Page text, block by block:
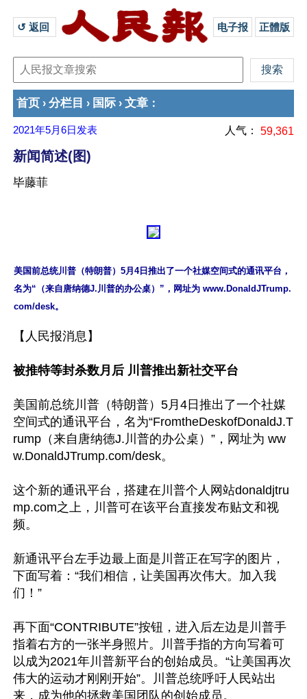
↺ 返回 电子报 正體版
首页 › 分栏目 › 国际 › 文章 ：
2021年5月6日 发表 人气： 59,361
新闻简述(图)
毕藤菲
美国前总统川普（特朗普）5月4日推出了一个社媒空间式的通讯平台，
名为“（来自唐纳德J.川普的办公桌）”，网址为 www.DonaldJTrump.
【人民报消息】
被推特等封杀数月后 川普推出新社交平台
美国前总统川普（特朗普）5月4日推出了一个社媒
空间式的通讯平台，名为“FromtheDeskofDonaldJ.T
rump（来自唐纳德J.川普的办公桌）”，网址为 ww
w.DonaldJTrump.com/desk。
这个新的通讯平台，搭建在川普个人网站donaldjtru
mp.com之上，川普可在该平台直接发布贴文和视
频。
新通讯平台左手边最上面是川普正在写字的图片，
下面写着：“我们相信，让美国再次伟大。加入我
们！”
再下面“CONTRIBUTE”按钮，进入后左边是川普手
指着右方的一张半身照片。川普手指的方向写着可
以成为2021年川普新平台的创始成员。“让美国再次
伟大的运动才刚刚开始”。川普总统呼吁人民站出
来，成为他的拯救美国团队的创始成员。